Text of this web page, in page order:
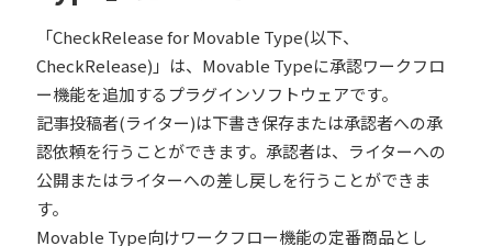
「CheckRelease for Movable Type(以下、
CheckRelease)」は、Movable Typeに承認ワークフロ
ー機能を追加するプラグインソフトウェアです。
記事投稿者(ライター)は下書き保存または承認者への承
認依頼を行うことができます。承認者は、ライターへの
公開またはライターへの差し戻しを行うことができま
す。
Movable Type向けワークフロー機能の定番商品とし